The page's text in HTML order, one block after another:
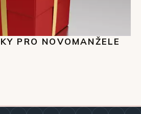
PRO NOVOMANŽELE